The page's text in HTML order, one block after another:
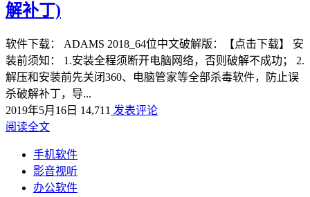
解补丁)
软件下载： ADAMS 2018_64位中文破解版：【点击下载】 安
装前须知： 1.安装全程须断开电脑网络，否则破解不成功； 2.
解压和安装前先关闭360、电脑管家等全部杀毒软件，防止误
杀破解补丁，导...
2019年5月16日 14,711 发表评论
阅读全文
手机软件
影音视听
办公软件